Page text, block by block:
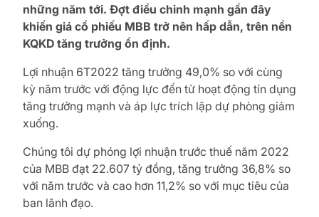
những năm tới. Đợt điều chỉnh mạnh gần đây
khiến giá cổ phiếu MBB trở nên hấp dẫn, trên nền
KQKD tăng trưởng ổn định.
Lợi nhuận 6T2022 tăng trưởng 49,0% so với cùng
kỳ năm trước với động lực đến từ hoạt động tín dụng
tăng trưởng mạnh và áp lực trích lập dự phòng giảm
xuống.
Chúng tôi dự phóng lợi nhuận trước thuế năm 2022
của MBB đạt 22.607 tỷ đồng, tăng trưởng 36,8% so
với năm trước và cao hơn 11,2% so với mục tiêu của
ban lãnh đạo.